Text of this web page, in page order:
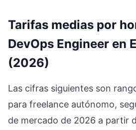
Tarifas medias por
DevOps Engineer en
(2026)
Las cifras siguientes son
para freelance autónomo,
de mercado de 2026 a partir